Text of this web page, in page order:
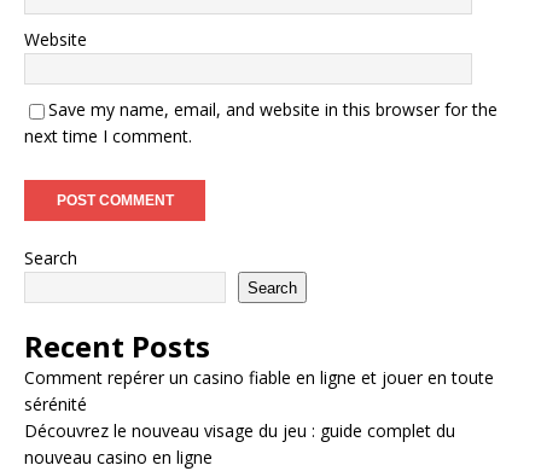
Website
Save my name, email, and website in this browser for the
next time I comment.
Search
Search
Recent Posts
Comment repérer un casino fiable en ligne et jouer en toute
sérénité
Découvrez le nouveau visage du jeu : guide complet du
nouveau casino en ligne